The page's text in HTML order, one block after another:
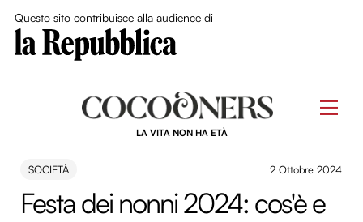
Questo sito contribuisce alla audience di
LA VITA NON HA ETÀ
SOCIETÀ 2 Ottobre 2024
Festa dei nonni 2024: cos'è e